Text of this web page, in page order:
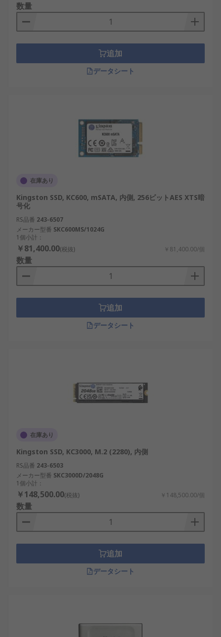
数量
追加
データシート
在庫あり
Kingston SSD, KC600, mSATA, 内側, 256ビットAES XTS暗
号化
RS品番 243-6507
メーカー型番 SKC600MS/1024G
1個小計：
￥81,400.00(税抜) ￥81,400.00/個
数量
追加
データシート
在庫あり
Kingston SSD, KC3000, M.2 (2280), 内側
RS品番 243-6503
メーカー型番 SKC3000D/2048G
1個小計：
￥148,500.00(税抜) ￥148,500.00/個
数量
追加
データシート